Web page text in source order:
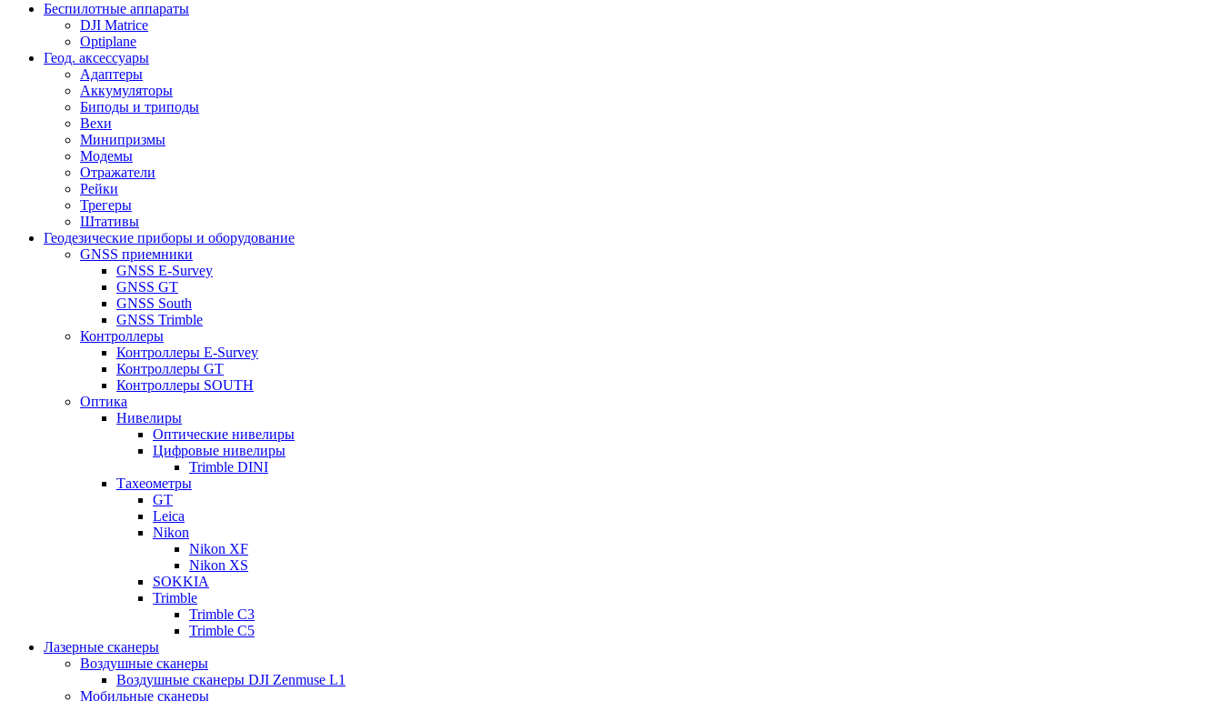
Беспилотные аппараты
DJI Matrice
Optiplane
Геод. аксессуары
Адаптеры
Аккумуляторы
Биподы и триподы
Вехи
Минипризмы
Модемы
Отражатели
Рейки
Трегеры
Штативы
Геодезические приборы и оборудование
GNSS приемники
GNSS E-Survey
GNSS GT
GNSS South
GNSS Trimble
Контроллеры
Контроллеры E-Survey
Контроллеры GT
Контроллеры SOUTH
Оптика
Нивелиры
Оптические нивелиры
Цифровые нивелиры
Trimble DINI
Тахеометры
GT
Leica
Nikon
Nikon XF
Nikon XS
SOKKIA
Trimble
Trimble C3
Trimble C5
Лазерные сканеры
Воздушные сканеры
Воздушные сканеры DJI Zenmuse L1
Мобильные сканеры